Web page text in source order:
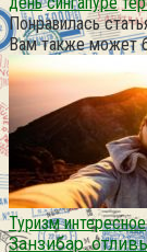
Понравилась
Вам также может
Туризм интересное
Занзибар.